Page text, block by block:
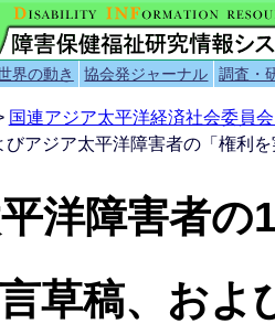
界の動き 協会発ジャーナル 調査・
国連アジア太平洋経済社会委員
びアジア太平洋障害者の「権利
洋障害者の
草稿、およ